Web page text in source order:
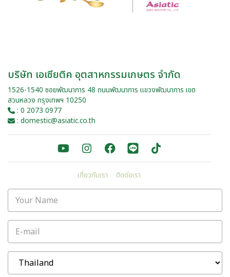
บริษัท เอเซียติค อุตสาหกรรมเกษตร จำกัด
1526-1540 ซอยพัฒนาการ 48 ถนนพัฒนาการ แขวงพัฒนาการ เขต
สวนหลวง กรุงเทพฯ 10250
: 0 2073 0977
: domestic@asiatic.co.th
เกี่ยวกับเรา ติดต่อเรา
Your Name
E-mail